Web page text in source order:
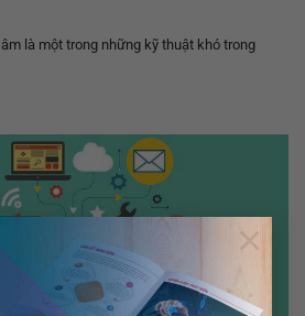
×
là một trong những kỹ thuật khó trong